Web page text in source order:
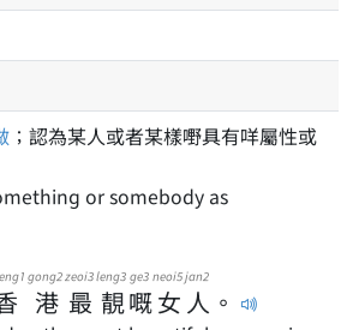
；認為某人或者某樣嘢具有咩屬性或
or somebody as
港
gong2
最
zeoi3
靚
leng3
嘅
ge3
女
neoi5
人
jan2
。